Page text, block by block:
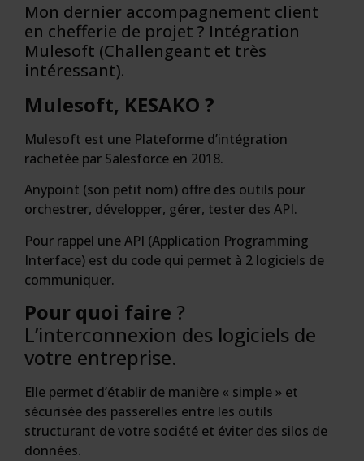
Mon dernier accompagnement client
en chefferie de projet ? Intégration
Mulesoft (Challengeant et très
intéressant).
Mulesoft, KESAKO ?
Mulesoft est une Plateforme d’intégration
rachetée par Salesforce en 2018.
Anypoint (son petit nom) offre des outils pour
orchestrer, développer, gérer, tester des API.
Pour rappel une API (Application Programming
Interface) est du code qui permet à 2 logiciels de
communiquer.
Pour quoi faire ?
L’interconnexion des logiciels de
votre entreprise.
Elle permet d’établir de manière « simple » et
sécurisée des passerelles entre les outils
structurant de votre société et éviter des silos de
données.